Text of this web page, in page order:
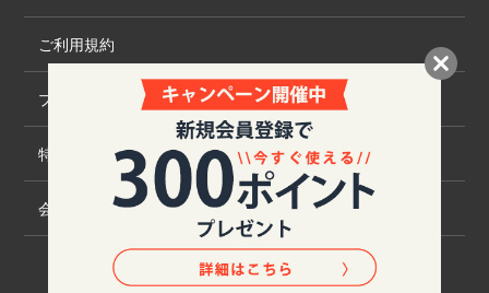
ご利用規約
プライバシーポリシー
特定商取引法について
会社概要
©2020 TRANS GLOBAL CO.,LTD.